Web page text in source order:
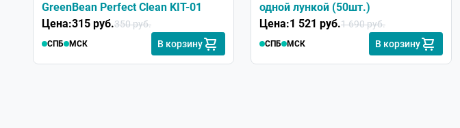
GreenBean Perfect Clean KIT-01
Цена:315 руб.350 руб.
СПБ МСК В корзину
одной лункой (50шт.)
Цена:1 521 руб.1 690 руб.
СПБ МСК В корзину